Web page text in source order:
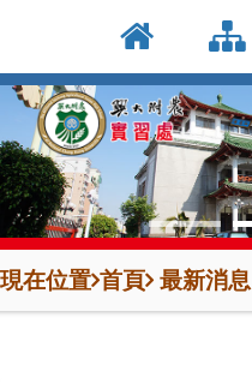
到
要
內
容
區
現在位置 首頁 最新消息